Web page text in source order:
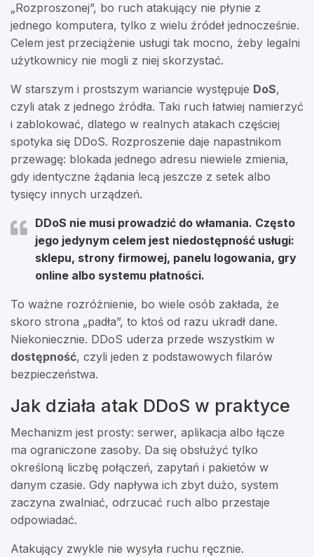
„Rozproszonej”, bo ruch atakujący nie płynie z
jednego komputera, tylko z wielu źródeł jednocześnie.
Celem jest przeciążenie usługi tak mocno, żeby legalni
użytkownicy nie mogli z niej skorzystać.
W starszym i prostszym wariancie występuje DoS,
czyli atak z jednego źródła. Taki ruch łatwiej namierzyć
i zablokować, dlatego w realnych atakach częściej
spotyka się DDoS. Rozproszenie daje napastnikom
przewagę: blokada jednego adresu niewiele zmienia,
gdy identyczne żądania lecą jeszcze z setek albo
tysięcy innych urządzeń.
DDoS nie musi prowadzić do włamania. Często
jego jedynym celem jest niedostępność usługi:
sklepu, strony firmowej, panelu logowania, gry
online albo systemu płatności.
To ważne rozróżnienie, bo wiele osób zakłada, że
skoro strona „padła”, to ktoś od razu ukradł dane.
Niekoniecznie. DDoS uderza przede wszystkim w
dostępność, czyli jeden z podstawowych filarów
bezpieczeństwa.
Jak działa atak DDoS w praktyce
Mechanizm jest prosty: serwer, aplikacja albo łącze
ma ograniczone zasoby. Da się obsłużyć tylko
określoną liczbę połączeń, zapytań i pakietów w
danym czasie. Gdy napływa ich zbyt dużo, system
zaczyna zwalniać, odrzucać ruch albo przestaje
odpowiadać.
Atakujący zwykle nie wysyła ruchu ręcznie.